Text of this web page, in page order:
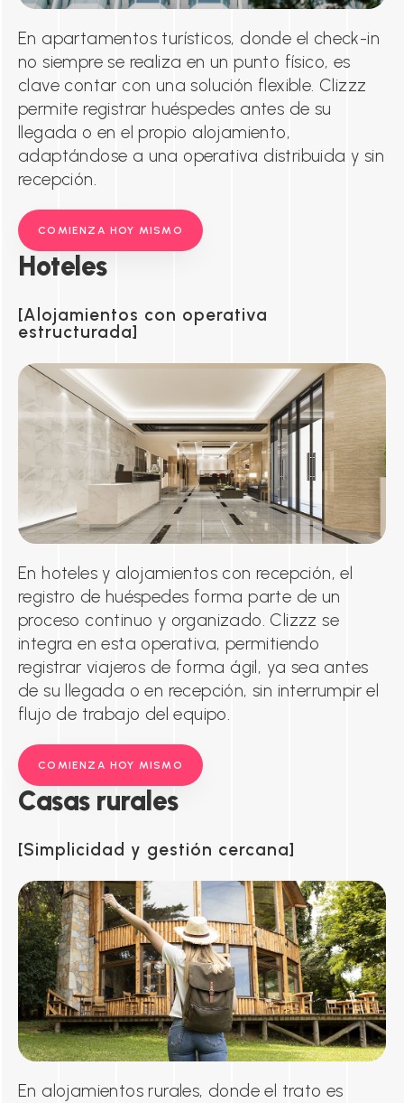
En apartamentos turísticos, donde el check-in
no siempre se realiza en un punto físico, es
clave contar con una solución flexible. Clizzz
permite registrar huéspedes antes de su
llegada o en el propio alojamiento,
adaptándose a una operativa distribuida y sin
recepción.
COMIENZA HOY MISMO
Hoteles
Alojamientos con operativa
estructurada
En hoteles y alojamientos con recepción, el
registro de huéspedes forma parte de un
proceso continuo y organizado. Clizzz se
integra en esta operativa, permitiendo
registrar viajeros de forma ágil, ya sea antes
de su llegada o en recepción, sin interrumpir el
flujo de trabajo del equipo.
COMIENZA HOY MISMO
Casas rurales
Simplicidad y gestión cercana
En alojamientos rurales, donde el trato es